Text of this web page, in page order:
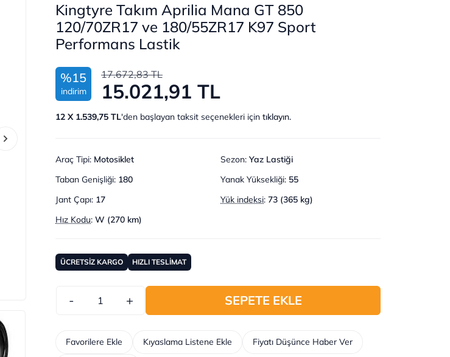
Kingtyre Takım Aprilia Mana GT 850
120/70ZR17 ve 180/55ZR17 K97 Sport
Performans Lastik
%15
indirim
17.672,83 TL
15.021,91 TL
12 X 1.539,75 TL'den başlayan taksit seçenekleri için tıklayın.
Araç Tipi: Motosiklet Sezon: Yaz Lastiği
Taban Genişliği: 180 Yanak Yüksekliği: 55
Jant Çapı: 17 Yük indeksi: 73 (365 kg)
Hız Kodu: W (270 km)
ÜCRETSİZ KARGO HIZLI TESLİMAT
- + SEPETE EKLE
Kıyaslama Listene Ekle
Favorilere Ekle Fiyatı Düşünce Haber Ver